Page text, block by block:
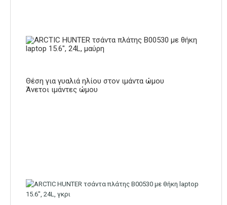
Θέση για γυαλιά ηλίου στον ιμάντα ώμου
Άνετοι ιμάντες ώμου